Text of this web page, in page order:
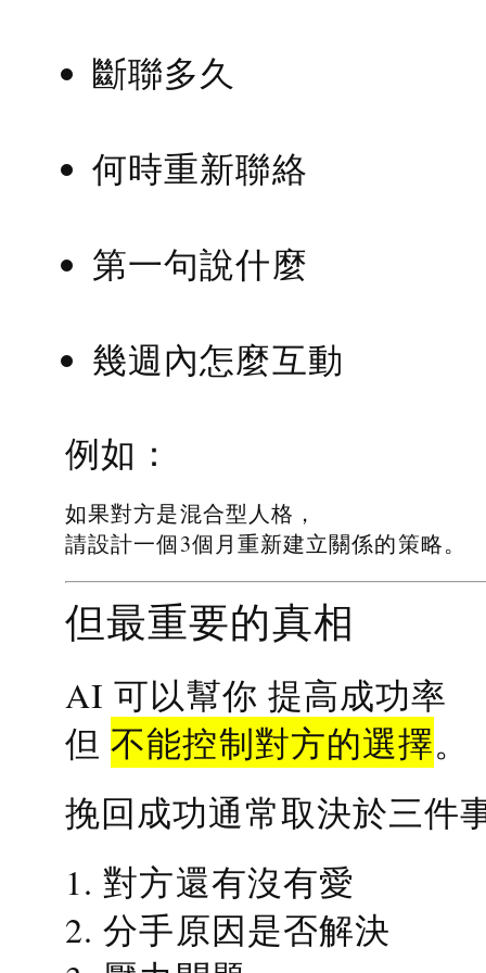
斷聯多久
何時重新聯絡
第一句說什麼
幾週內怎麼互動
例如：
如果對方是混合型人格，
請設計一個3個月重新建立關係的策略。
但最重要的真相
AI 可以幫你 提高成功率
但不能控制對方的選擇。
挽回成功通常取決於三件
1. 對方還有沒有愛
2. 分手原因是否解決